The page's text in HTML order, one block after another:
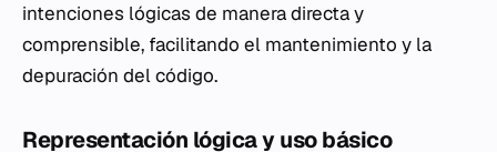
intenciones lógicas de manera directa y
comprensible, facilitando el mantenimiento y la
depuración del código.
Representación lógica y uso básico